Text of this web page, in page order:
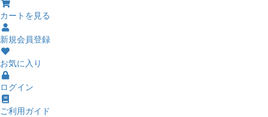
カートを見る
新規会員登録
お気に入り
ログイン
ご利用ガイド